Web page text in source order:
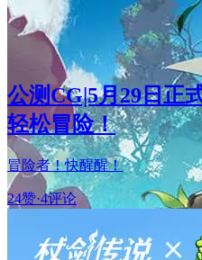
公测CG|5月29日正
轻松冒险！
冒险者！快醒醒！
24赞·4评论